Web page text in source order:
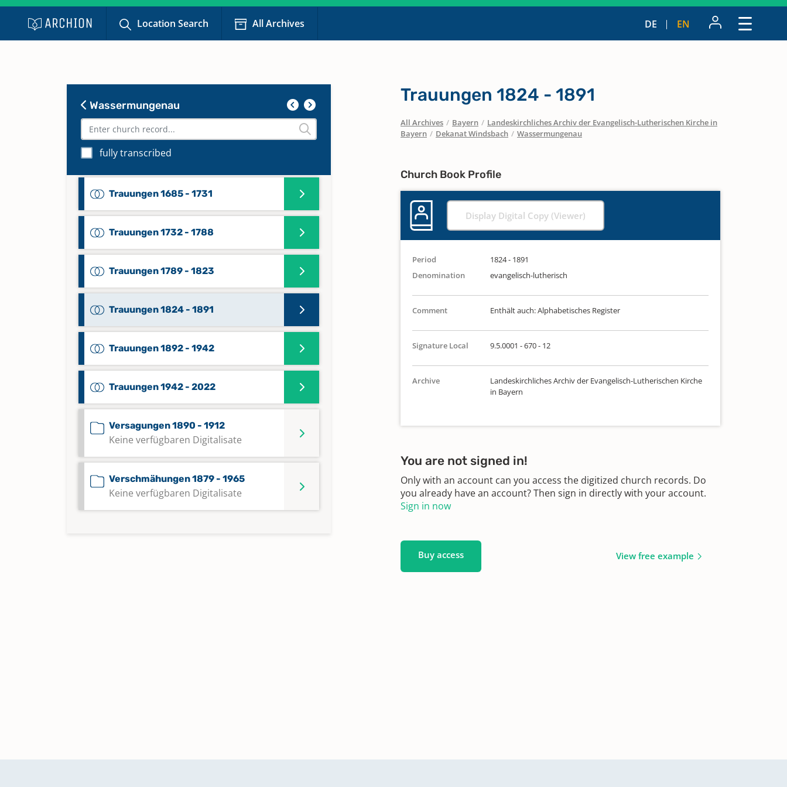
Location Search All Archives DE EN
Wassermungenau
fully transcribed
Taufen 1931 - 2022
Totgeburten 1883 - 1915
Keine verfügbaren Digitalisate
Totgeburten 1914 - 1965
Keine verfügbaren Digitalisate
Trauungen 1685 - 1731
Trauungen 1732 - 1788
Trauungen 1789 - 1823
Trauungen 1824 - 1891
Trauungen 1892 - 1942
Trauungen 1942 - 2022
Versagungen 1890 - 1912
Keine verfügbaren Digitalisate
Verschmähungen 1879 - 1965
Keine verfügbaren Digitalisate
Trauungen 1824 - 1891
All Archives / Bayern / Landeskirchliches Archiv der Evangelisch-Lutherischen Kirche in
Bayern / Dekanat Windsbach / Wassermungenau
Church Book Profile
Display Digital Copy (Viewer)
Period
1824 - 1891
Denomination
evangelisch-lutherisch
Comment Enthält auch: Alphabetisches Register
Signature Local 9.5.0001 - 670 - 12
Archive
Landeskirchliches Archiv der Evangelisch-Lutherischen Kirche
in Bayern
You are not signed in!
Only with an account can you access the digitized church records. Do
you already have an account? Then sign in directly with your account.
Sign in now
Buy access View free example